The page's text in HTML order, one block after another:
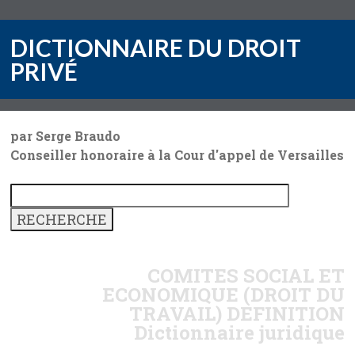
DICTIONNAIRE DU DROIT
PRIVÉ
par Serge Braudo
Conseiller honoraire à la Cour d'appel de Versailles
COMITES SOCIAL ET
ECONOMIQUE (DROIT DU
TRAVAIL) DEFINITION
Dictionnaire juridique